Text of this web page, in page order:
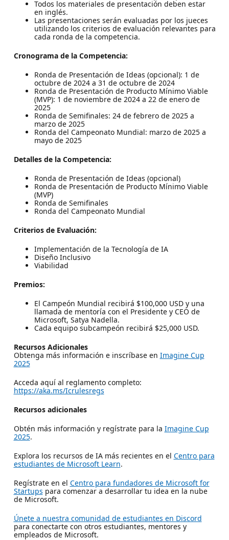
Todos los materiales de presentación deben estar
en inglés.
Las presentaciones serán evaluadas por los jueces
utilizando los criterios de evaluación relevantes para
cada ronda de la competencia.
Cronograma de la Competencia:
Ronda de Presentación de Ideas (opcional): 1 de
octubre de 2024 a 31 de octubre de 2024
Ronda de Presentación de Producto Mínimo Viable
(MVP): 1 de noviembre de 2024 a 22 de enero de
2025
Ronda de Semifinales: 24 de febrero de 2025 a
marzo de 2025
Ronda del Campeonato Mundial: marzo de 2025 a
mayo de 2025
Detalles de la Competencia:
Ronda de Presentación de Ideas (opcional)
Ronda de Presentación de Producto Mínimo Viable
(MVP)
Ronda de Semifinales
Ronda del Campeonato Mundial
Criterios de Evaluación:
Implementación de la Tecnología de IA
Diseño Inclusivo
Viabilidad
Premios:
El Campeón Mundial recibirá $100,000 USD y una
llamada de mentoría con el Presidente y CEO de
Microsoft, Satya Nadella.
Cada equipo subcampeón recibirá $25,000 USD.
Recursos Adicionales
Obtenga más información e inscríbase en Imagine Cup
2025
Acceda aquí al reglamento completo:
https://aka.ms/Icrulesregs
Recursos adicionales
Obtén más información y regístrate para la Imagine Cup
2025.
Explora los recursos de IA más recientes en el Centro para
estudiantes de Microsoft Learn.
Regístrate en el Centro para fundadores de Microsoft for
Startups para comenzar a desarrollar tu idea en la nube
de Microsoft.
Únete a nuestra comunidad de estudiantes en Discord
para conectarte con otros estudiantes, mentores y
empleados de Microsoft.